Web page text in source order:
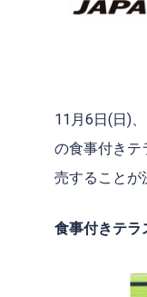
11月6日(日)
の食事付きテ
売することが
食事付きテ